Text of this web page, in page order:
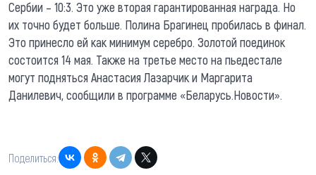
Сербии – 10:3. Это уже вторая гарантированная награда. Но
их точно будет больше. Полина Брагинец пробилась в финал.
Это принесло ей как минимум серебро. Золотой поединок
состоится 14 мая. Также на третье место на пьедестале
могут подняться Анастасия Лазарчик и Маргарита
Данилевич, сообщили в программе «Беларусь.Новости».
Поделиться: